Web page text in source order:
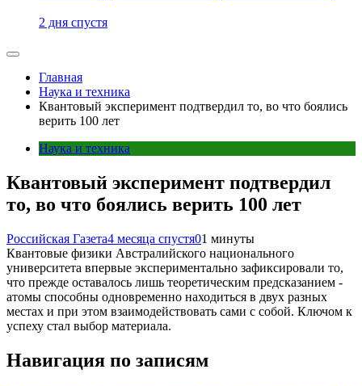
2 дня спустя
Главная
Наука и техника
Квантовый эксперимент подтвердил то, во что боялись
верить 100 лет
Наука и техника
Квантовый эксперимент подтвердил
то, во что боялись верить 100 лет
Российская Газета4 месяца спустя01 минуты
Квантовые физики Австралийского национального
университета впервые экспериментально зафиксировали то,
что прежде оставалось лишь теоретическим предсказанием -
атомы способны одновременно находиться в двух разных
местах и при этом взаимодействовать сами с собой. Ключом к
успеху стал выбор материала.
Навигация по записям